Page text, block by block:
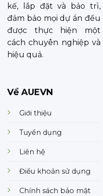
kế, lắp đặt và bảo trì,
đảm bảo mọi dự án đều
được thực hiện một
cách chuyên nghiệp và
hiệu quả.
Về AUEVN
Giới thiệu
Tuyển dụng
Liên hệ
Điều khoản sử dụng
Chính sách bảo mật